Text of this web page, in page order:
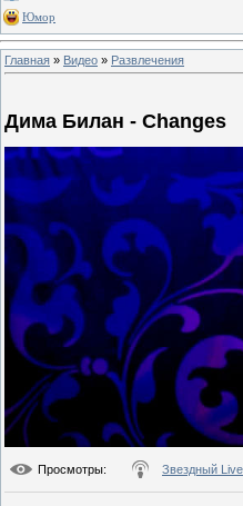
Юмор
Главная » Видео » Развлечения
Дима Билан - Changes
Просмотры: Звездный Live